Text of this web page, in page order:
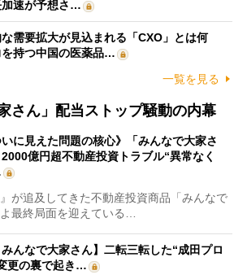
加速が予想さ…
需要拡大が見込まれる「CXO」とは何
持つ中国の医薬品…
一覧を見る
さん」配当ストップ騒動の内幕
いに見えた問題の核心》「みんなで大家さ
億円超不動産投資トラブル“異常なく
が追及してきた不動産投資商品「みんなで
最終局面を迎えている…
みんなで大家さん】二転三転した“成田プロ
更の裏で起き…